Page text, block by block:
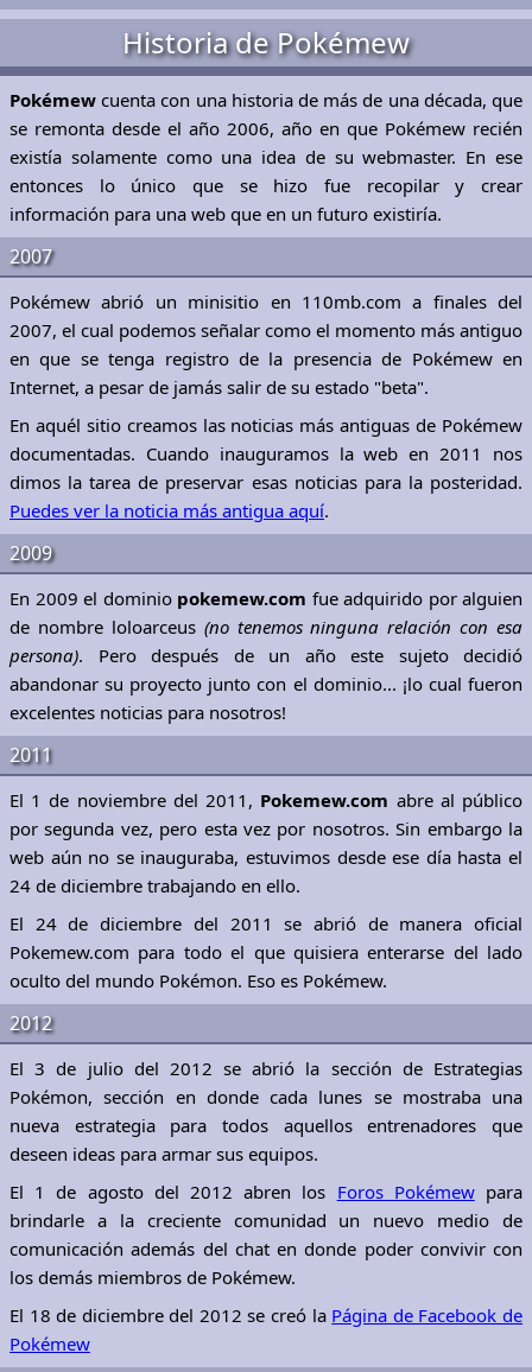
Historia de Pokémew
Pokémew cuenta con una historia de más de una década, que
se remonta desde el año 2006, año en que Pokémew recién
existía solamente como una idea de su webmaster. En ese
entonces lo único que se hizo fue recopilar y crear
información para una web que en un futuro existiría.
2007
Pokémew abrió un minisitio en 110mb.com a finales del
2007, el cual podemos señalar como el momento más antiguo
en que se tenga registro de la presencia de Pokémew en
Internet, a pesar de jamás salir de su estado "beta".
En aquél sitio creamos las noticias más antiguas de Pokémew
documentadas. Cuando inauguramos la web en 2011 nos
dimos la tarea de preservar esas noticias para la posteridad.
Puedes ver la noticia más antigua aquí.
2009
En 2009 el dominio pokemew.com fue adquirido por alguien
de nombre loloarceus (no tenemos ninguna relación con esa
persona). Pero después de un año este sujeto decidió
abandonar su proyecto junto con el dominio... ¡lo cual fueron
excelentes noticias para nosotros!
2011
El 1 de noviembre del 2011, Pokemew.com abre al público
por segunda vez, pero esta vez por nosotros. Sin embargo la
web aún no se inauguraba, estuvimos desde ese día hasta el
24 de diciembre trabajando en ello.
El 24 de diciembre del 2011 se abrió de manera oficial
Pokemew.com para todo el que quisiera enterarse del lado
oculto del mundo Pokémon. Eso es Pokémew.
2012
El 3 de julio del 2012 se abrió la sección de Estrategias
Pokémon, sección en donde cada lunes se mostraba una
nueva estrategia para todos aquellos entrenadores que
deseen ideas para armar sus equipos.
El 1 de agosto del 2012 abren los Foros Pokémewpara
brindarle a la creciente comunidad un nuevo medio de
comunicación además del chat en donde poder convivir con
los demás miembros de Pokémew.
El 18 de diciembre del 2012 se creó la Página de Facebook de
Pokémew